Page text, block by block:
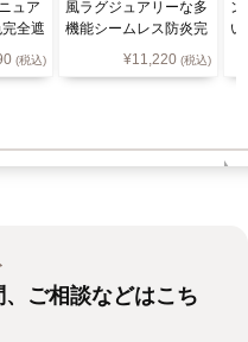
ュア
全遮
(税込)
風ラグジュアリーな多
機能シームレス防炎完
¥11,220 (税込)
ン
ご相談などはこち